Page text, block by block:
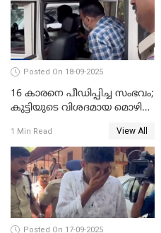
Posted On 18-09-2025
16 കാരനെ പീഡിപ്പിച്ച സംഭവം;
കുട്ടിയുടെ വിശദമായ മൊഴി
1 Min Read View All
Posted On 17-09-2025